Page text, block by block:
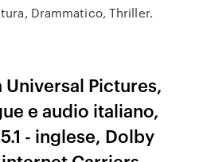
Drammatico, Thriller.
Pictures,
e audio italiano,
- inglese, Dolby